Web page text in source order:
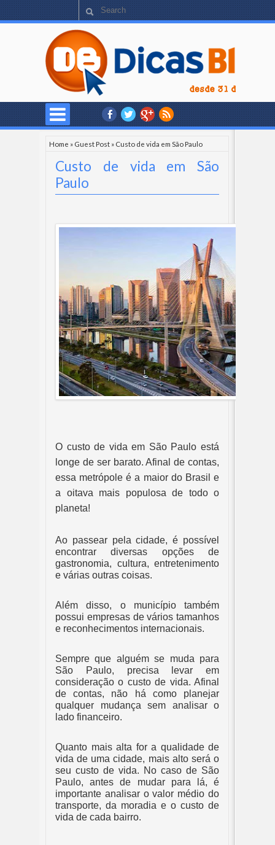
Home » Guest Post » Custo de vida em São Paulo
Custo de vida em São
Paulo
O custo de vida em São Paulo está
longe de ser barato. Afinal de contas,
essa metrópole é a maior do Brasil e
a oitava mais populosa de todo o
planeta!
Ao passear pela cidade, é possível
encontrar diversas opções de
gastronomia, cultura, entretenimento
e várias outras coisas.
Além disso, o município também
possui empresas de vários tamanhos
e reconhecimentos internacionais.
Sempre que alguém se muda para
São Paulo, precisa levar em
consideração o custo de vida. Afinal
de contas, não há como planejar
qualquer mudança sem analisar o
lado financeiro.
Quanto mais alta for a qualidade de
vida de uma cidade, mais alto será o
seu custo de vida. No caso de São
Paulo, antes de mudar para lá, é
importante analisar o valor médio do
transporte, da moradia e o custo de
vida de cada bairro.